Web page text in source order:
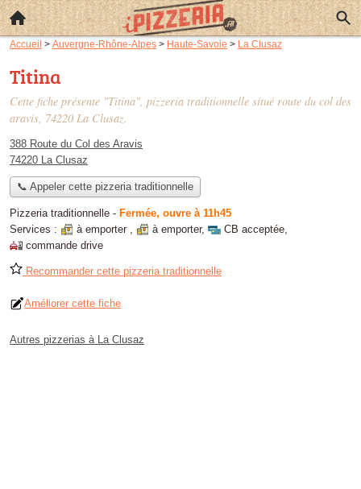
Accueil > Auvergne-Rhône-Alpes > Haute-Savoie > La Clusaz
Titina
Cette fiche présente "Titina", pizzeria traditionnelle situé route du col des
aravis, 74220 La Clusaz.
388 Route du Col des Aravis
74220 La Clusaz
📞 Appeler cette pizzeria traditionnelle
Pizzeria traditionnelle - Fermée, ouvre à 11h45
Services :
à emporter , à emporter, CB acceptée,
commande drive
Recommander cette pizzeria traditionnelle
Améliorer cette fiche
Autres pizzerias à La Clusaz